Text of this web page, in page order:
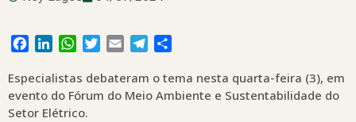
Facebook
LinkedInWhatsApp
Twitter
Email Telegram
Especialistas debateram o tema nesta quarta-feira (3), em
evento do Fórum do Meio Ambiente e Sustentabilidade do
Setor Elétrico.